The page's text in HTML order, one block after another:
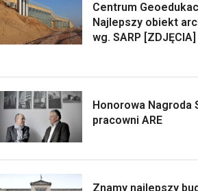
Centrum
Najlepszy obiekt
wg. SARP [ZDJĘCIA]
Honorowa Nagroda
pracowni ARE
Znamy najlepszy